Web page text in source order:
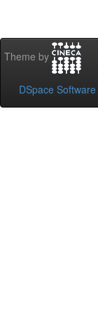
Theme by
DSpace Software